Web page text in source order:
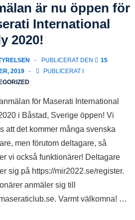
är nu öppen för
International
2020!
PUBLICERAT DEN
15
2019
PUBLICERAT I
för Maserati International
i Båstad, Sverige öppen! Vi
att det kommer många svenska
men förutom deltagare, så
vi också funktionärer! Deltagare
sig på https://mir2022.se/register.
anmäler sig till
Varmt välkomna! …